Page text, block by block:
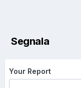
Segnala
Your Report